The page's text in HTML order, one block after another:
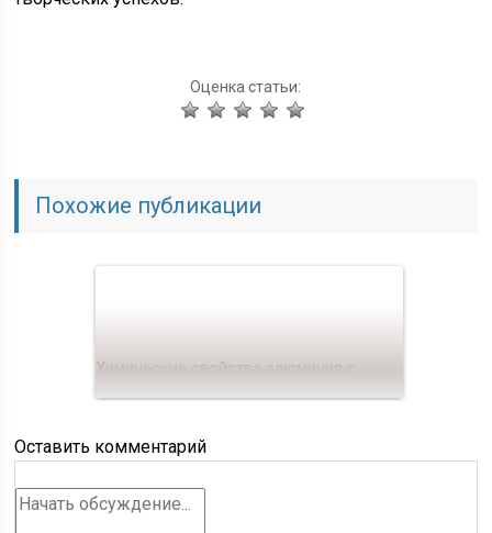
Оценка статьи:
Похожие публикации
Химические свойства алюминия с
Оставить комментарий